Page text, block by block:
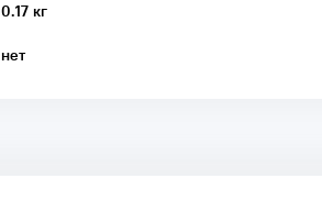
0.17 кг
нет